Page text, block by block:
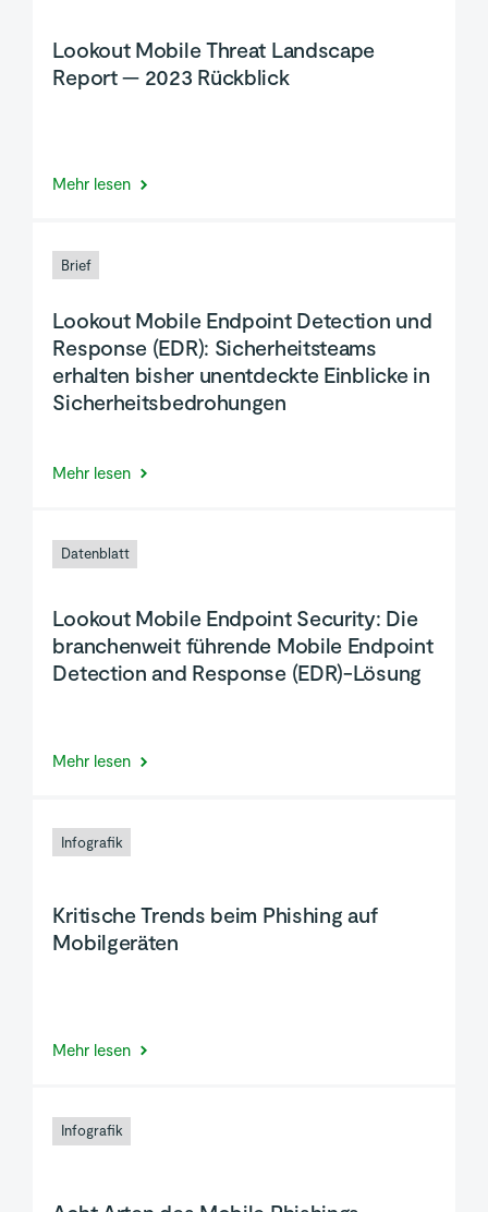
Lookout Mobile Threat Landscape
Report — 2023 Rückblick
Mehr lesen
Brief
Lookout Mobile Endpoint Detection und
Response (EDR): Sicherheitsteams
erhalten bisher unentdeckte Einblicke in
Sicherheitsbedrohungen
Mehr lesen
Datenblatt
Lookout Mobile Endpoint Security: Die
branchenweit führende Mobile Endpoint
Detection and Response (EDR)-Lösung
Mehr lesen
Infografik
Kritische Trends beim Phishing auf
Mobilgeräten
Mehr lesen
Infografik